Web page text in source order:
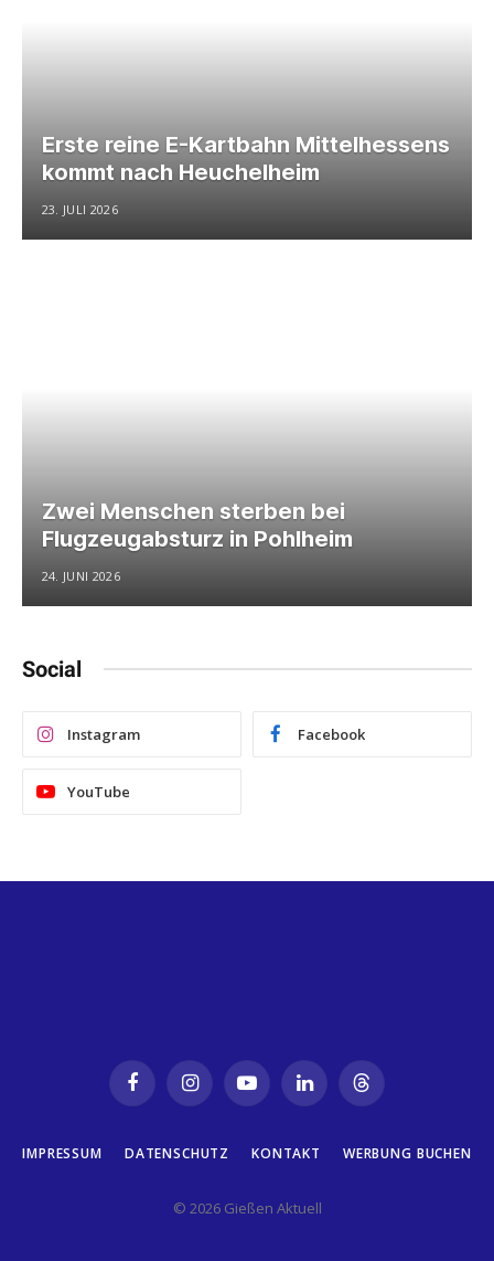
Erste reine E-Kartbahn Mittelhessens
kommt nach Heuchelheim
23. JULI 2026
Zwei Menschen sterben bei
Flugzeugabsturz in Pohlheim
24. JUNI 2026
Social
Instagram Facebook
YouTube
FacebookInstagramYouTubeLinkedInThreads
IMPRESSUM DATENSCHUTZ KONTAKT WERBUNG BUCHEN
© 2026 Gießen Aktuell